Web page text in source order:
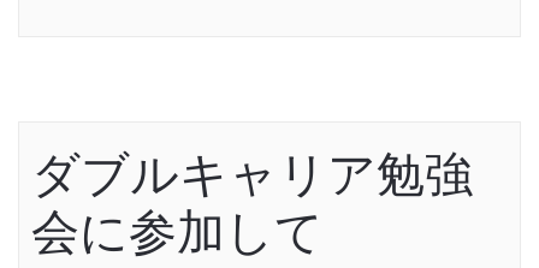
ダブルキャリア勉強
会に参加して